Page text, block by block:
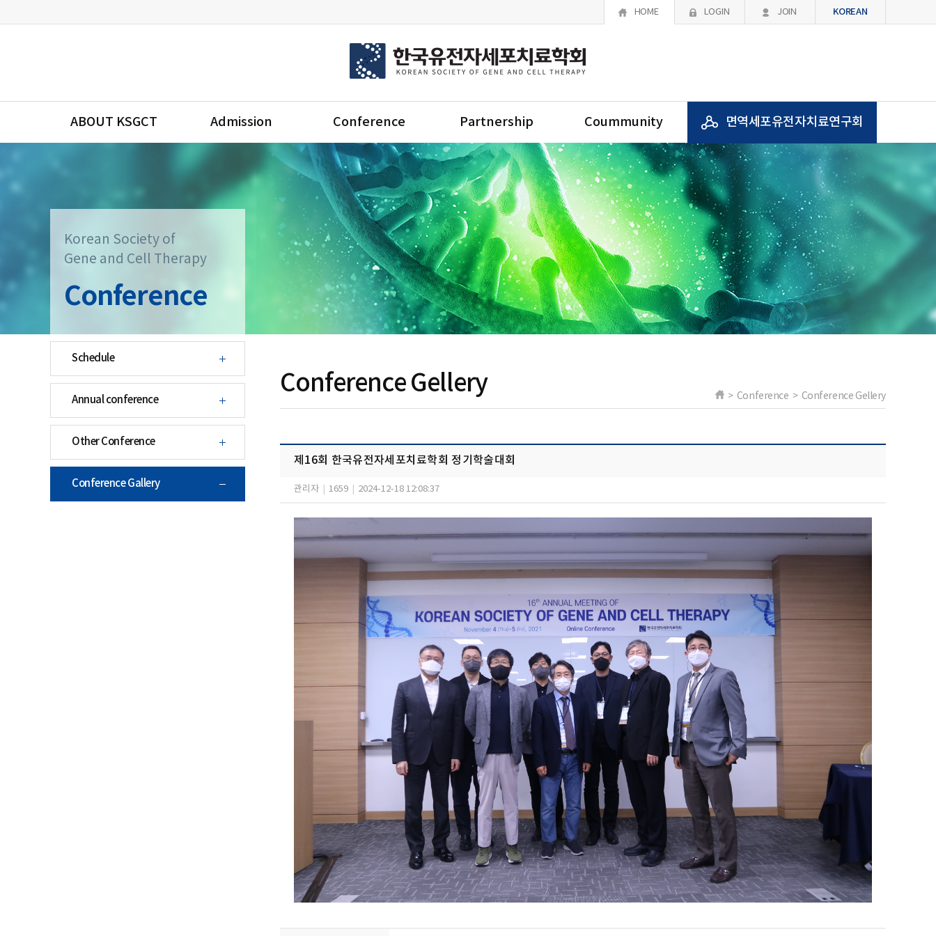
HOME LOGIN JOIN KOREAN
ABOUT KSGCT Admission Conference Partnership Coummunity 면역세포유전자치료연구회
Korean Society of
Gene and Cell Therapy
Conference
Schedule
Annual conference
Other Conference
Conference Gallery
Conference Gellery > Conference > Conference Gellery
제16회 한국유전자세포치료학회 정기학술대회
관리자 1659 2024-12-18 12:08:37